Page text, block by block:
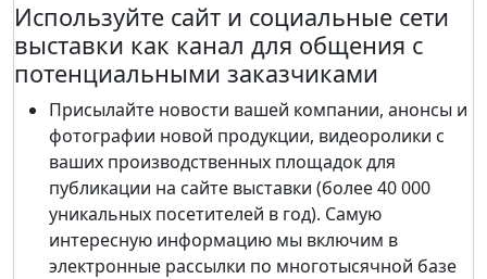
Используйте сайт и социальные сети
выставки как канал для общения с
потенциальными заказчиками
Присылайте новости вашей компании, анонсы и
фотографии новой продукции, видеоролики с
ваших производственных площадок для
публикации на сайте выставки (более 40 000
уникальных посетителей в год). Самую
интересную информацию мы включим в
электронные рассылки по многотысячной базе